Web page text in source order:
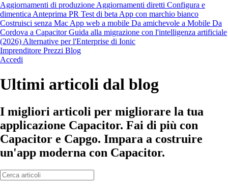
Aggiornamenti di produzione Aggiornamenti diretti Configura e
dimentica Anteprima PR Test di beta App con marchio bianco
Costruisci senza Mac App web a mobile Da amichevole a Mobile Da
Cordova a CapacitorGuida alla migrazione con l'intelligenza artificiale
(2026) Alternative per l'Enterprise di Ionic
Imprenditore Prezzi Blog
Accedi
Ultimi articoli dal blog
I migliori articoli per migliorare la tua
applicazione Capacitor. Fai di più con
Capacitor e Capgo. Impara a costruire
un'app moderna con Capacitor.